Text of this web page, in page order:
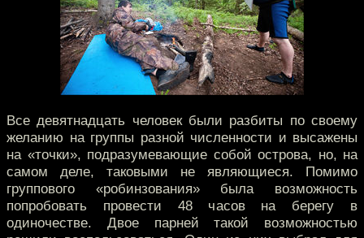
Все девятнадцать человек были разбиты по своему
желанию на группы разной численности и высажены
на «точки», подразумевающие собой острова, но, на
самом деле, таковыми не являющиеся. Помимо
группового «робинзования» была возможность
попробовать провести 48 часов на берегу в
одиночестве. Двое парней такой возможностью